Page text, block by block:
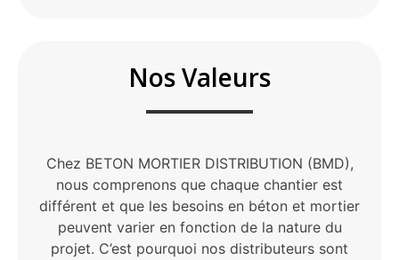
Nos Valeurs
Chez BETON MORTIER DISTRIBUTION (BMD),
nous comprenons que chaque chantier est
différent et que les besoins en béton et mortier
peuvent varier en fonction de la nature du
projet. C’est pourquoi nos distributeurs sont